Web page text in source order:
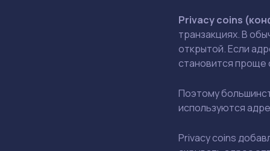
Privacy coins
транзакциях. В
открытой. Если
становится проще
Поэтому
используются
Privacy coins